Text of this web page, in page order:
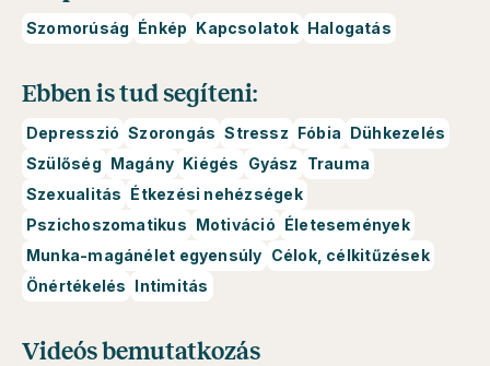
Szomorúság Énkép Kapcsolatok Halogatás
Ebben is tud segíteni:
Depresszió Szorongás Stressz Fóbia Dühkezelés
Szülőség Magány Kiégés Gyász
Trauma
Szexualitás Étkezési nehézségek
Pszichoszomatikus Motiváció Életesemények
Munka-magánélet egyensúly Célok, célkitűzések
Önértékelés Intimitás
Videós bemutatkozás